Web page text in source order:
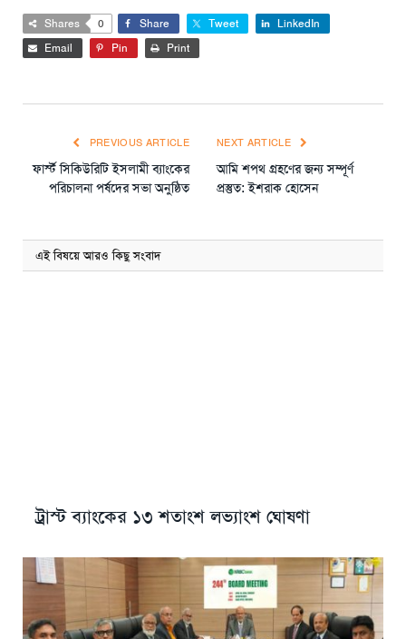
Shares 0 Share Tweet
LinkedIn
Email
Pin Print
PREVIOUS ARTICLE
ফার্স্ট সিকিউরিটি ইসলামী ব্যাংকের
পরিচালনা পর্ষদের সভা অনুষ্ঠিত
NEXT ARTICLE
আমি শপথ গ্রহণের জন্য সম্পূর্ণ
প্রস্তুত: ইশরাক হোসেন
এই বিষয়ে আরও কিছু সংবাদ
ট্রাস্ট ব্যাংকের ১৩ শতাংশ লভ্যাংশ ঘোষণা